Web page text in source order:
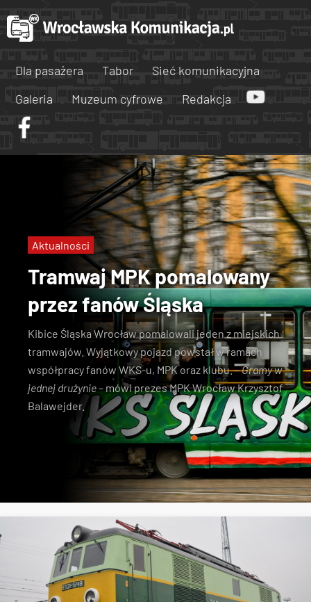
Dla pasażera Tabor
Sieć komunikacyjna
Galeria
Muzeum cyfrowe Redakcja
Tramwaj MPK pomalowany
przez fanów Śląska
Kibice Śląska Wrocław pomalowali jeden z miejskich
tramwajów. Wyjątkowy pojazd powstał w ramach
współpracy fanów WKS-u, MPK oraz klubu. –Gramy w
jednej drużynie– mówi prezes MPK Wrocław Krzysztof
Balawejder.
Aktualności
MPK Wrocław